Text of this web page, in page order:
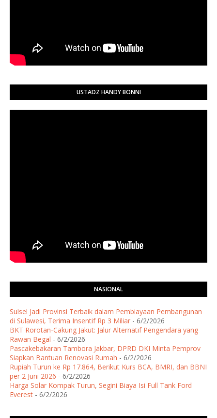
USTADZ HANDY BONNI
NASIONAL
Sulsel Jadi Provinsi Terbaik dalam Pembiayaan Pembangunan
di Sulawesi, Terima Insentif Rp 3 Miliar - 6/2/2026
BKT Rorotan-Cakung Jakut: Jalur Alternatif Pengendara yang
Rawan Begal - 6/2/2026
Pascakebakaran Tambora Jakbar, DPRD DKI Minta Pemprov
Siapkan Bantuan Renovasi Rumah - 6/2/2026
Rupiah Turun ke Rp 17.864, Berikut Kurs BCA, BMRI, dan BBNI
per 2 Juni 2026 - 6/2/2026
Harga Solar Kompak Turun, Segini Biaya Isi Full Tank Ford
Everest - 6/2/2026